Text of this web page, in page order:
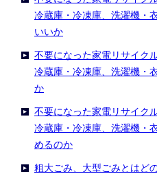
冷蔵庫・冷凍庫、洗濯機・
いいか
不要になった家電リサイク
冷蔵庫・冷凍庫、洗濯機・
か
不要になった家電リサイク
冷蔵庫・冷凍庫、洗濯機・
めるのか
粗大ごみ、大型ごみとはど